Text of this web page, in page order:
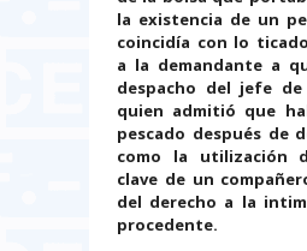
la existencia de un
coincidía con lo
a la demandante a
despacho del jefe
quien admitió que
pescado después de
como la utilización
clave de un
del derecho a la
procedente.